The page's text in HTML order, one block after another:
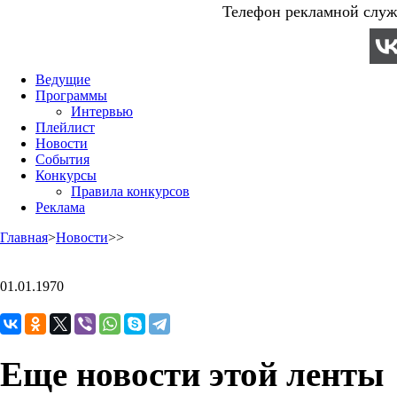
Телефон рекламной
Ведущие
Программы
Интервью
Плейлист
Новости
События
Конкурсы
Правила конкурсов
Реклама
Главная>Новости>>
01.01.1970
Еще новости этой ленты